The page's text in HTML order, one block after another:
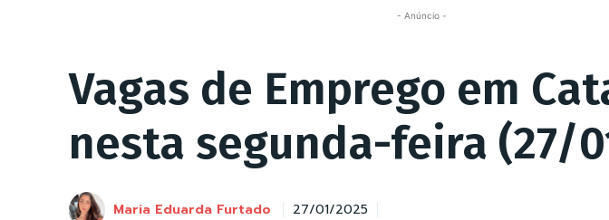
- Anúncio -
Vagas de Emprego em
nesta segunda-feira (27/
Maria Eduarda Furtado 27/01/2025